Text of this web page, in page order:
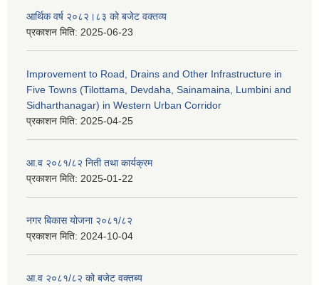
आर्थिक वर्ष २०८२।८३ को बजेट वक्तव्य
प्रकाशन मिति: 2025-06-23
Improvement to Road, Drains and Other Infrastructure in
Five Towns (Tilottama, Devdaha, Sainamaina, Lumbini and
Sidharthanagar) in Western Urban Corridor
प्रकाशन मिति: 2025-04-25
आ.व २०८१/८२ निती तथा कार्यक्रम
प्रकाशन मिति: 2025-01-22
नगर बिकास योजना २०८१/८२
प्रकाशन मिति: 2024-10-04
आ.व २०८१/८२ को बजेट वक्तब्य